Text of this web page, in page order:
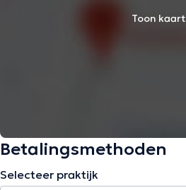
Toon kaart
Betalingsmethoden
Selecteer praktijk